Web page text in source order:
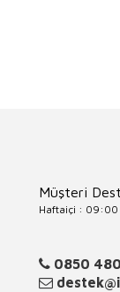
Müşteri
Haftaiçi :
0850